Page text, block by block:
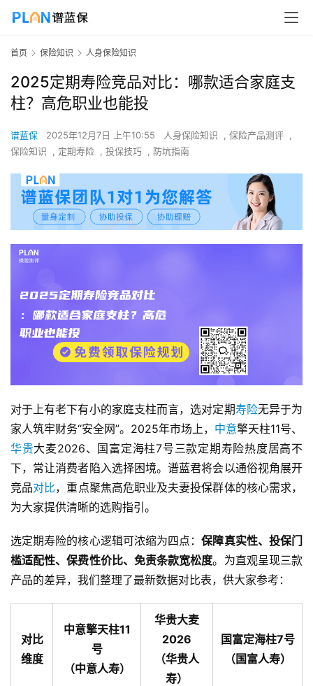
首页 保险知识 人身保险知识
2025定期寿险竞品对比：哪款适合家庭支
柱？高危职业也能投
谱蓝保 2025年12月7日 上午10:55 人身保险知识 , 保险产品测评 ,
保险知识
, 定期寿险 , 投保技巧 , 防坑指南
对于上有老下有小的家庭支柱而言，选对定期寿险无异于为
家人筑牢财务“安全网”。2025年市场上， 中意擎天柱11号、
华贵大麦2026、国富定海柱7号三款定期寿险热度居高不
下，常让消费者陷入选择困境。谱蓝君将会以通俗视角展开
竞品对比，重点聚焦高危职业及夫妻投保群体的核心需求，
为大家提供清晰的选购指引。
选定期寿险的核心逻辑可浓缩为四点：保障真实性、投保门
槛适配性、保费性价比、免责条款宽松度。为直观呈现三款
产品的差异，我们整理了最新数据对比表，供大家参考：
对比
维度
中意擎天柱11
号
（中意人寿）
华贵大麦
2026
（华贵人
寿）
国富定海柱7号
（国富人寿）